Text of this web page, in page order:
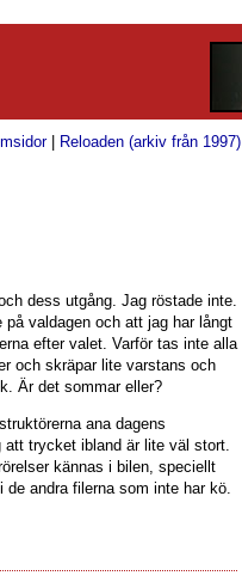
| Reloaden (arkiv från 1997)
dess utgång. Jag röstade inte.
på valdagen och att jag har långt
efter valet. Varför tas inte alla
och skräpar lite varstans och
Är det sommar eller?
ana dagens
att trycket ibland är lite väl stort.
kännas i bilen, speciellt
de andra filerna som inte har kö.